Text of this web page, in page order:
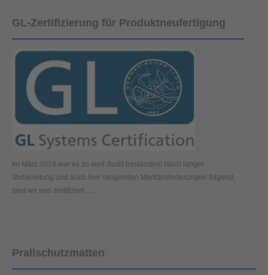
GL-Zertifizierung für Produktneufertigung
Im März 2014 war es so weit: Audit bestanden! Nach langer
Vorbereitung und auch hier steigenden Marktanforderungen folgend,
sind wir nun zertifiziert. …
Prallschutzmatten